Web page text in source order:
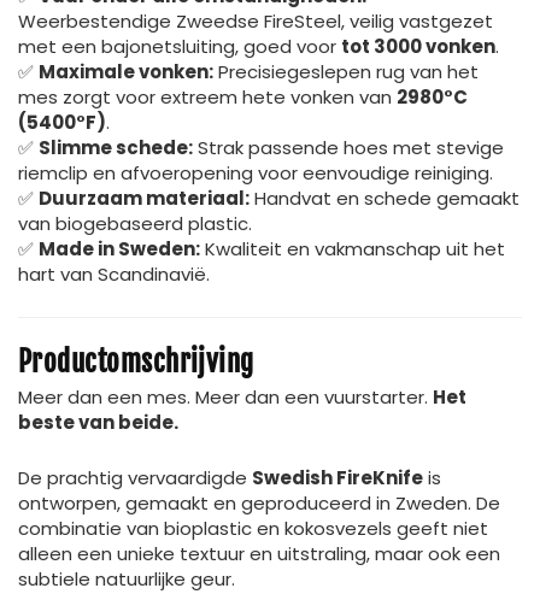
Weerbestendige Zweedse FireSteel, veilig vastgezet
met een bajonetsluiting, goed voor tot 3000 vonken.
✅ Maximale vonken:Precisiegeslepen rug van het
mes zorgt voor extreem hete vonken van 2980°C
(5400°F).
✅ Slimme schede:Strak passende hoes met stevige
riemclip en afvoeropening voor eenvoudige reiniging.
✅ Duurzaam materiaal:Handvat en schede gemaakt
van biogebaseerd plastic.
✅ Made in Sweden:Kwaliteit en vakmanschap uit het
hart van Scandinavië.
Productomschrijving
Meer dan een mes. Meer dan een vuurstarter. Het
beste van beide.
De prachtig vervaardigde Swedish FireKnifeis
ontworpen, gemaakt en geproduceerd in Zweden. De
combinatie van bioplastic en kokosvezels geeft niet
alleen een unieke textuur en uitstraling, maar ook een
subtiele natuurlijke geur.